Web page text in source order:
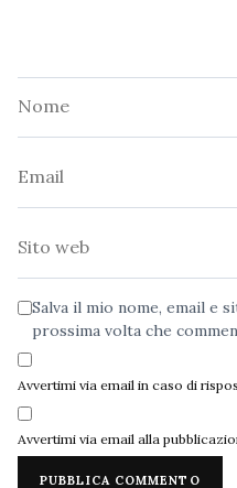
Salva il mio nome, email e
prossima volta che
Avvertimi via email in caso di
Avvertimi via email alla